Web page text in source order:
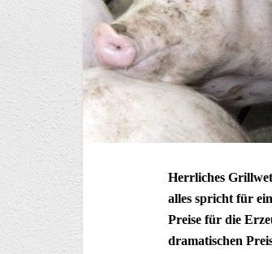
Herrliches
alles spricht für
Preise für die
dramatischen